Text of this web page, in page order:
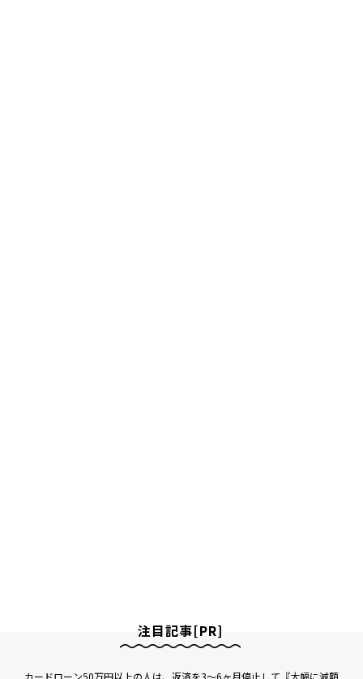
注目記事[PR]
カードローン50万円以上の人は、返済を3～6ヶ月停止して『大幅に減額